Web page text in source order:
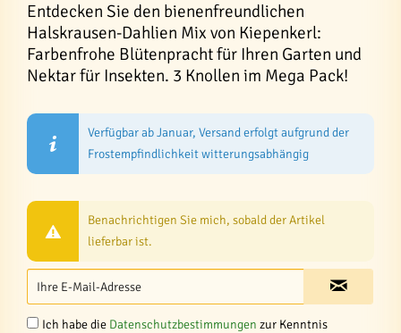
Entdecken Sie den bienenfreundlichen
Halskrausen-Dahlien Mix von Kiepenkerl:
Farbenfrohe Blütenpracht für Ihren Garten und
Nektar für Insekten. 3 Knollen im Mega Pack!
Verfügbar ab Januar, Versand erfolgt aufgrund der
Frostempfindlichkeit witterungsabhängig
Benachrichtigen Sie mich, sobald der Artikel
lieferbar ist.
Ich habe die Datenschutzbestimmungen zur Kenntnis